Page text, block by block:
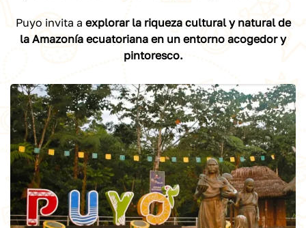
Puyo invita a explorar la riqueza cultural y natural de
la Amazonía ecuatoriana en un entorno acogedor y
pintoresco.